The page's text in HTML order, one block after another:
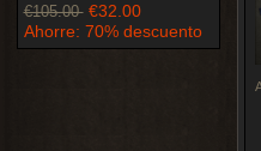
€105.00 €32.00
Ahorre: 70% descuento